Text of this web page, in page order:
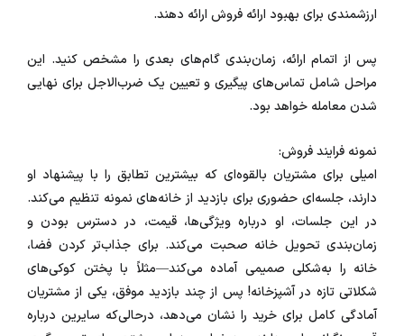
ارزشمندی برای بهبود ارائه فروش ارائه دهند.
پس از اتمام ارائه، زمان‌بندی گام‌های بعدی را مشخص کنید. این
مراحل شامل تماس‌های پیگیری و تعیین یک ضرب‌الاجل برای نهایی
شدن معامله خواهد بود.
نمونه فرایند فروش:
امیلی برای مشتریان بالقوه‌ای که بیشترین تطابق را با پیشنهاد او
دارند، جلسه‌ای حضوری برای بازدید از خانه‌های نمونه تنظیم می‌کند.
در این جلسات، او درباره ویژگی‌ها، قیمت، در دسترس بودن و
زمان‌بندی تحویل خانه صحبت می‌کند. برای جذاب‌تر کردن فضا،
خانه را به‌شکلی صمیمی آماده می‌کند—مثلاً با پختن کوکی‌های
شکلاتی تازه در آشپزخانه! پس از چند بازدید موفق، یکی از مشتریان
آمادگی کامل برای خرید را نشان می‌دهد، درحالی‌که سایرین درباره